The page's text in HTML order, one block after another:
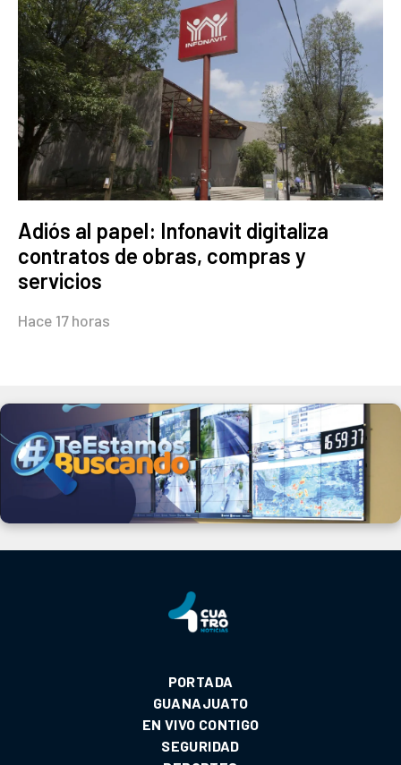
Adiós al papel: Infonavit digitaliza
contratos de obras, compras y
servicios
Hace 17 horas
PORTADA
GUANAJUATO
EN VIVO CONTIGO
SEGURIDAD